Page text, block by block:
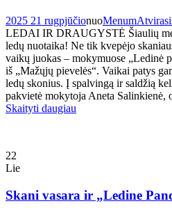
2025 21 rugpjūčionuoMenum
LEDAI IR DRAUGYSTĖ Šiaulių
ledų nuotaika! Ne tik kvepėjo
vaikų juokas – mokymuose „Ledinė
iš „Mažųjų pievelės“. Vaikai patys
ledų skonius. Į spalvingą ir saldžią
pakvietė mokytoja Aneta Salinkienė,
Skaityti daugiau
22
Lie
Skani vasara ir „Ledine